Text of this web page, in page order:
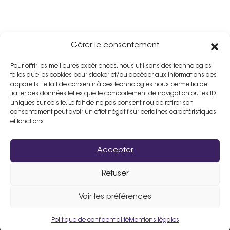
Gérer le consentement
Pour offrir les meilleures expériences, nous utilisons des technologies
telles que les cookies pour stocker et/ou accéder aux informations des
appareils. Le fait de consentir à ces technologies nous permettra de
traiter des données telles que le comportement de navigation ou les ID
uniques sur ce site. Le fait de ne pas consentir ou de retirer son
consentement peut avoir un effet négatif sur certaines caractéristiques
et fonctions.
Accepter
Refuser
Voir les préférences
Politique de confidentialitéMentions légales
Un site fièrement propulsé parFlers Agglo.